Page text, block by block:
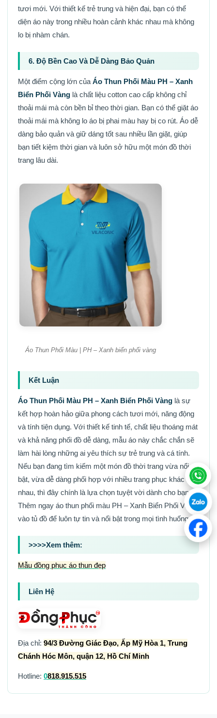
tươi mới. Với thiết kế trẻ trung và hiện đại, bạn có thể
diện áo này trong nhiều hoàn cảnh khác nhau mà không
lo bị nhàm chán.
6. Độ Bền Cao Và Dễ Dàng Bảo Quản
Một điểm cộng lớn của Áo Thun Phối Màu PH – Xanh
Biển Phối Vàng là chất liệu cotton cao cấp không chỉ
thoải mái mà còn bền bỉ theo thời gian. Bạn có thể giặt áo
thoải mái mà không lo áo bị phai màu hay bị co rút. Áo dễ
dàng bảo quản và giữ dáng tốt sau nhiều lần giặt, giúp
bạn tiết kiệm thời gian và luôn sở hữu một món đồ thời
trang lâu dài.
Áo Thun Phối Màu | PH – Xanh biển phối vàng
Kết Luận
Áo Thun Phối Màu PH – Xanh Biển Phối Vàng là sự
kết hợp hoàn hảo giữa phong cách tươi mới, năng động
và tính tiện dụng. Với thiết kế tinh tế, chất liệu thoáng mát
và khả năng phối đồ dễ dàng, mẫu áo này chắc chắn sẽ
làm hài lòng những ai yêu thích sự trẻ trung và cá tính.
Nếu bạn đang tìm kiếm một món đồ thời trang vừa nổi
bật, vừa dễ dàng phối hợp với nhiều trang phục khác
nhau, thì đây chính là lựa chọn tuyệt vời dành cho bạn.
Thêm ngay áo thun phối màu PH – Xanh Biển Phối Vàng
vào tủ đồ để luôn tự tin và nổi bật trong mọi tình huống.
>>>>Xem thêm:
Mẫu đồng phục áo thun đẹp
Liên Hệ
Địa chỉ: 94/3 Đường Giác Đạo, Ấp Mỹ Hòa 1, Trung
Chánh Hóc Môn, quận 12, Hồ Chí Minh
Hotline: 0818.915.515